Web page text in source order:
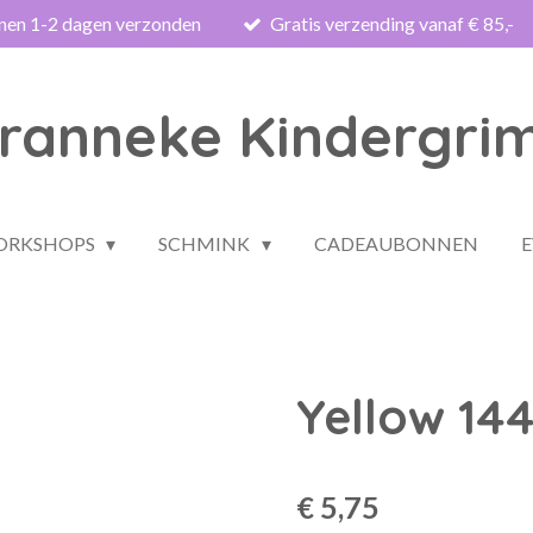
1-2 dagen verzonden Gratis verzending vanaf € 85,-
SCHMINK CADEAUBONNEN
Yellow
€ 5,75